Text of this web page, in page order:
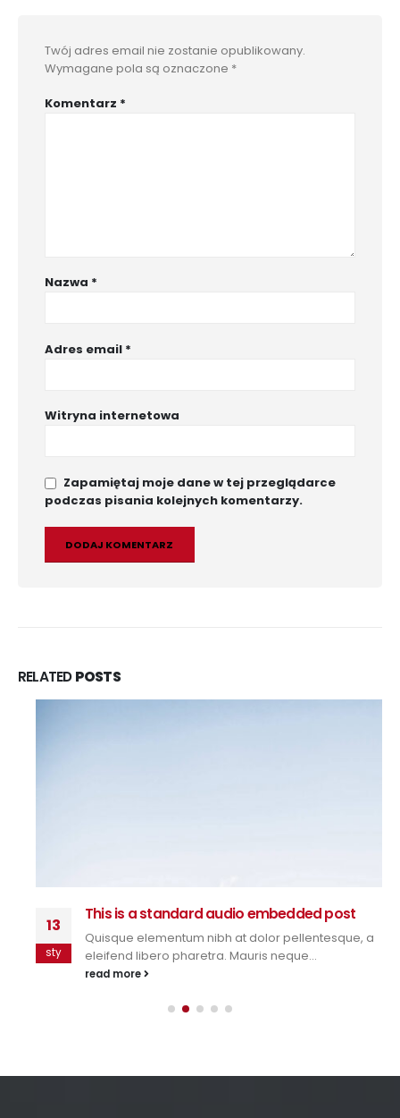
Twój adres email nie zostanie opublikowany.
Wymagane pola są oznaczone *
Komentarz *
Nazwa *
Adres email *
Witryna internetowa
Zapamiętaj moje dane w tej przeglądarce
podczas pisania kolejnych komentarzy.
RELATEDPOSTS
This is a standard audio embedded post
Quisque elementum nibh at dolor pellentesque, a
eleifend libero pharetra. Mauris neque...
read more